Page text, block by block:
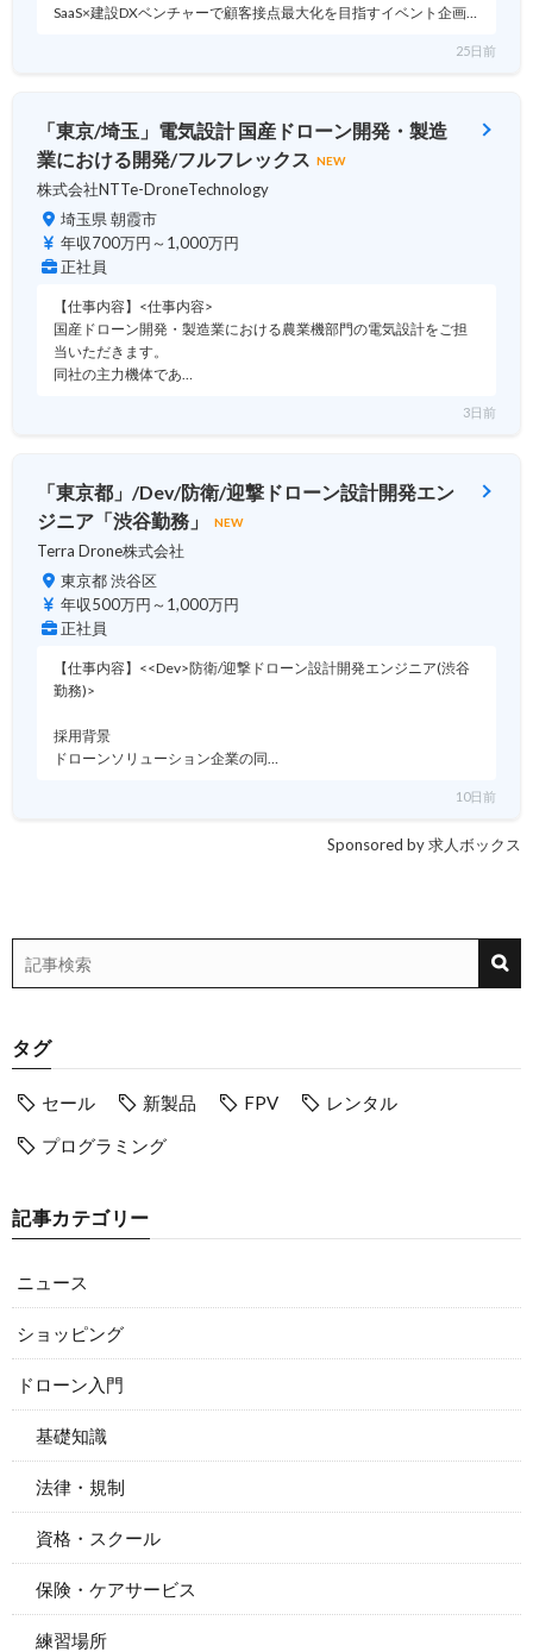
SaaS×建設DXベンチャーで顧客接点最大化を目指すイベント企画…
25日前
「東京/埼玉」電気設計 国産ドローン開発・製造
業における開発/フルフレックス NEW
株式会社NTTe-DroneTechnology
埼玉県 朝霞市
年収700万円～1,000万円
正社員
【仕事内容】<仕事内容>
国産ドローン開発・製造業における農業機部門の電気設計をご担
当いただきます。
同社の主力機体であ…
3日前
「東京都」/Dev/防衛/迎撃ドローン設計開発エン
ジニア「渋谷勤務」
NEW
Terra Drone株式会社
東京都 渋谷区
年収500万円～1,000万円
正社員
【仕事内容】<<Dev>防衛/迎撃ドローン設計開発エンジニア(渋谷
勤務)>
採用背景
ドローンソリューション企業の同…
10日前
Sponsored by 求人ボックス
タグ
セール 新製品 FPV
レンタル
プログラミング
記事カテゴリー
ニュース
ショッピング
ドローン入門
基礎知識
法律・規制
資格・スクール
保険・ケアサービス
練習場所